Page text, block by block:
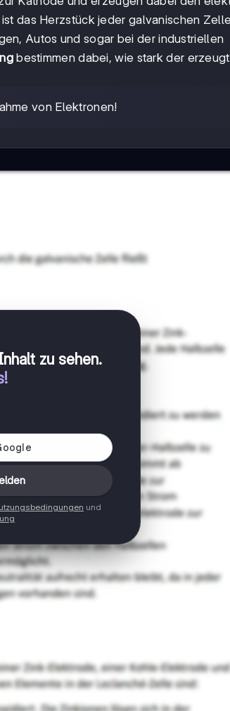
das Herzstück jeder galvanischen
Autos und sogar bei der industriellen
bestimmen dabei, wie stark der
von Elektronen!
zu sehen.
und